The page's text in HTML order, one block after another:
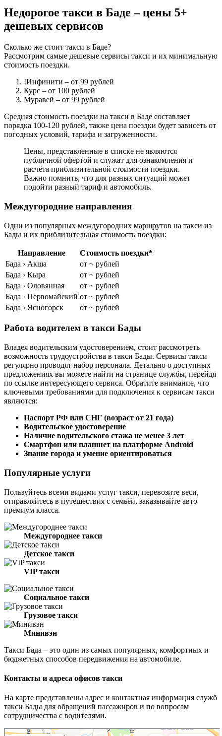
Недорогое такси в Баде – цены 5+
дешевых сервисов
Сколько же стоит такси в Баде?
Рассмотрим самые дешевые сервисы такси и их минимальную
стоимость поездки.
!Инфинити – от 99 рублей
Курс – от 100 рублей
Муравей – от 99 рублей
Средняя стоимость поездки на такси в Баде составляет
порядка 100-120 рублей, также цена поездки будет зависеть от
погодных условий, тарифа и загруженности.
Цены, представленные в списке не являются
публичной офертой и служат для ознакомления и
расчёта приблизительной стоимости поездки.
Важно помнить, что для разных ситуаций может
подойти разный тариф и автомобиль.
Междугородние направления
Одни из популярных междугородних маршрутов на такси из
Бады и их приблизительная стоимость поездки:
Направление
Стоимость поездки*
Бада › Акша
от ~ рублей
Бада › Кыра
от ~ рублей
Бада › Оловянная
от ~ рублей
Бада › Первомайский от ~ рублей
Бада › Ясногорск
от ~ рублей
Работа водителем в такси Бады
Владея водительским удостоверением, стоит рассмотреть
возможность трудоустройства в такси Бады. Сервисы такси
регулярно проводят набор персонала. Детально о доступных
предложениях вы можете найти на странице службы, перейдя
по ссылке интересующего сервиса. Обратите внимание, что
ключевыми требованиями для подключения к сервисам такси
являются:
Паспорт РФ или СНГ (возраст от 21 года)
Водительское удостоверение
Наличие водительского стажа не менее 3 лет
Смартфон или планшет на платформе Android
Знание города и умение ориентироваться
Популярные услуги
Пользуйтесь всеми видами услуг такси, перевозите веси,
отправляйтесь в путешествия с семьёй, заказывайте авто
премиум класса.
Междугороднее такси
Детское такси
VIP такси
Социальное такси
Грузовое такси
Минивэн
Такси Бада – это один из самых популярных, комфортных и
бюджетных способов передвижения на автомобиле.
Контакты и адреса офисов такси
На карте представлены адрес и контактная информация служб
такси Бады для обращений пассажиров и по вопросам
сотрудничества с водителями.